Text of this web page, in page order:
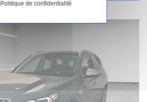
Politique de confidentialité